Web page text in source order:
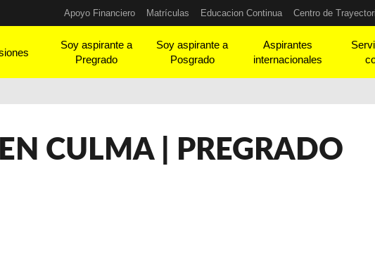
Apoyo Financiero Matrículas Educacion Continua Centro de
Soy aspirante a
Pregrado
Soy aspirante a
Posgrado
Aspirantes
internacionales
CULMA | PREGRADO